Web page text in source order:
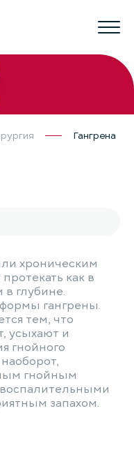
Гангрена
хроническим
как в
в глубине.
гангрены.
тем, что
усыхают и
гнойного
гнойным
запахом.